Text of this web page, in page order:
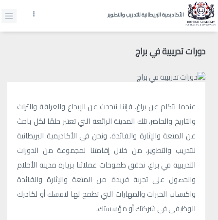
الأكاديمية البريطانية للتدريب والتطوير
دورات تدريبية في براج
عندما نتكلم عن براغ، فإننا نتحدث عن الإبداع والعراقة والتراث
والتاريخ والحاضر، تلك المدينة الرائعة التي تعتبر حلمًا لكل باحث
عن المتعة والإثارة والفائدة. ونحن في الأكاديمية البريطانية
للتدريب والتطوير، من خلال إقامتنا لمجموعة من الدورات
التدريبية في براغ، نحقق طموحات عملائنا بزيارة مدينة الأحلام
والحصول على تجربة فريدة من المتعة والإثارة والفائدة
واكتساب الخبرات والمهارات التي تطمح لها لنفسك أو لكادرك
الوظيفي في شركتك أو مؤسستك.